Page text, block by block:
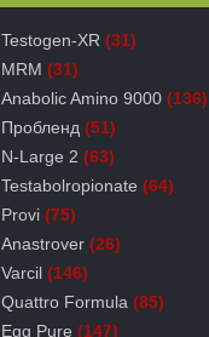
Testogen-XR (31)
MRM (31)
Anabolic Amino 9000 (136)
Пробленд (51)
N-Large 2 (63)
Testabolropionate (64)
Provi (75)
Anastrover (26)
Varcil (146)
Quattro Formula (85)
Egg Pure (147)